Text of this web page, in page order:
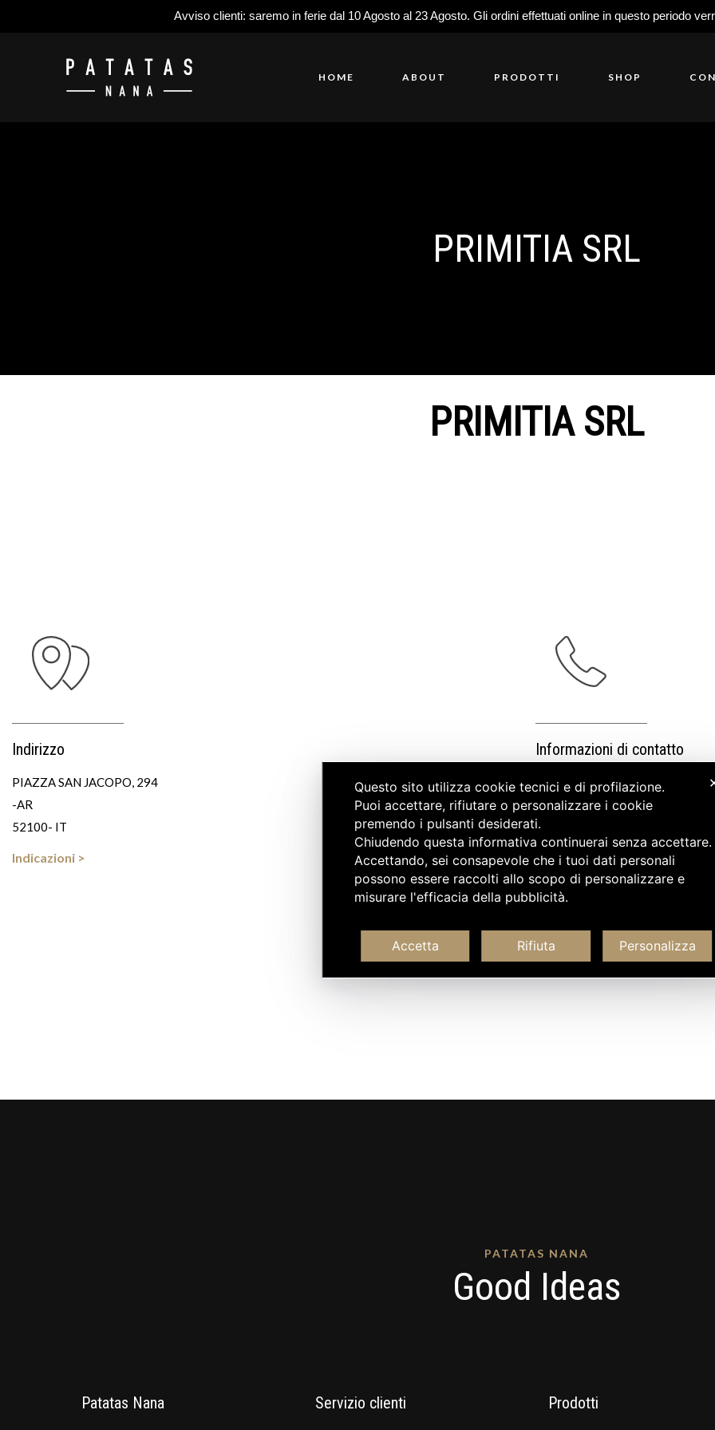
Avviso clienti: saremo in ferie dal 10 Agosto al 23 Agosto. Gli ordini effettuati online in questo periodo
HOME ABOUT PRODOTTI SHOP
PRIMITIA SRL
PRIMITIA SRL
Indirizzo
PIAZZA SAN JACOPO, 294
-AR
52100- IT
Indicazioni >
Informazioni di contatto
Questo sito utilizza cookie tecnici e di profilazione.
Puoi accettare, rifiutare o personalizzare i cookie
premendo i pulsanti desiderati.
Chiudendo questa informativa continuerai senza
Accettando, sei consapevole che i tuoi dati personali
possono essere raccolti allo scopo di personalizzare e
misurare l'efficacia della pubblicità.
Accetta Rifiuta Personalizza
PATATAS NANA
Good Ideas
Patatas Nana Servizio clienti Prodotti